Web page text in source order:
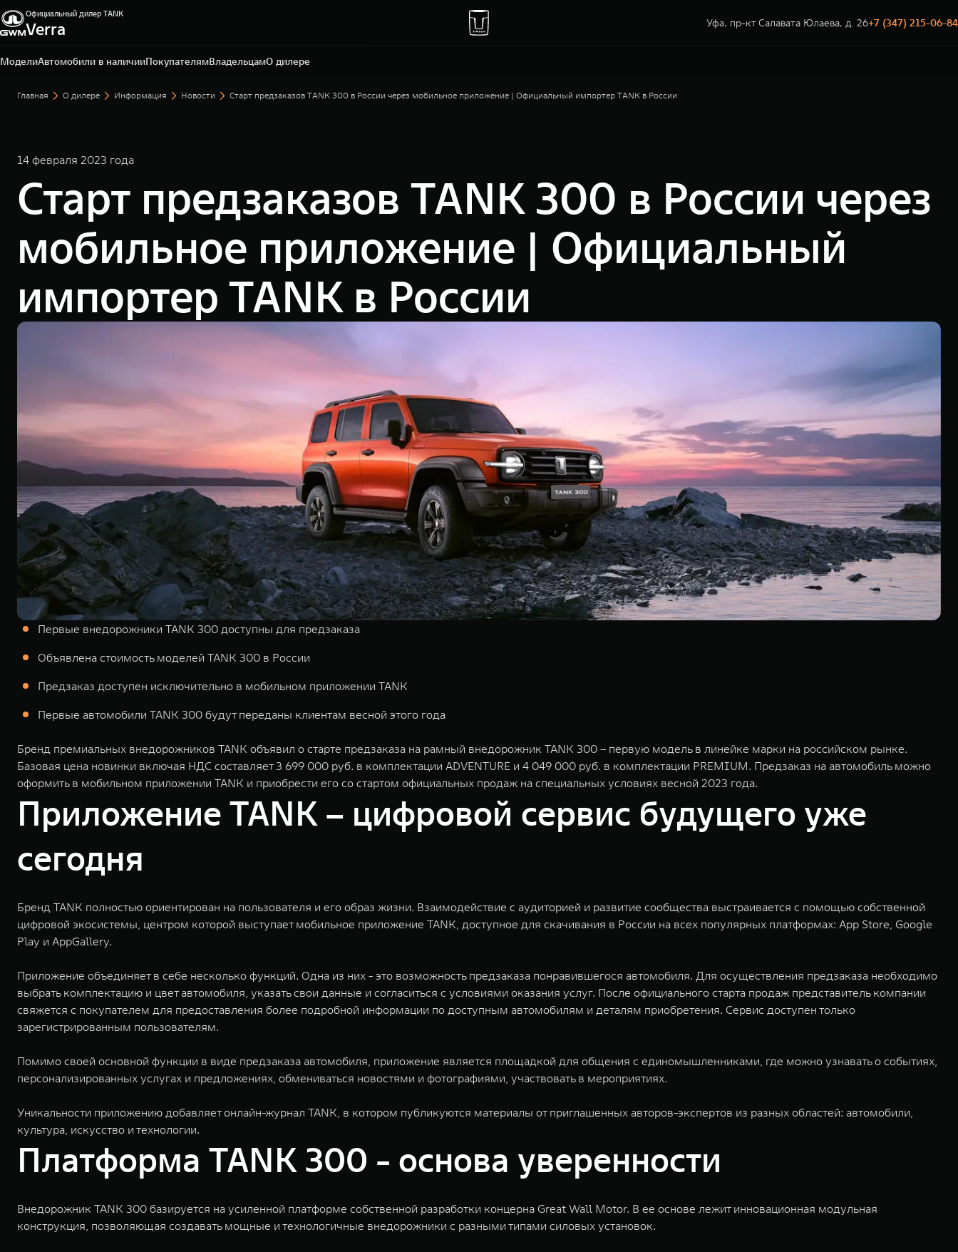
Официальный дилер TANK
Verra Уфа, пр-кт Салавата Юлаева, д. 26+7 (347) 215-06-84
МоделиАвтомобили в наличииПокупателямВладельцамО дилере
Уфа, пр-кт Салавата Юлаева, д. 26
+7 (347) 215-06-84
Главная О дилере Информация Новости Старт предзаказов TANK 300 в России через мобильное приложение | Официальный импортер TANK в России
14 февраля 2023 года
Старт предзаказов TANK 300 в России через
мобильное приложение | Официальный
импортер TANK в России
Первые внедорожники TANK 300 доступны для предзаказа
Объявлена стоимость моделей TANK 300 в России
Предзаказ доступен исключительно в мобильном приложении TANK
Первые автомобили TANK 300 будут переданы клиентам весной этого года
Бренд премиальных внедорожников TANK объявил о старте предзаказа на рамный внедорожник TANK 300 – первую модель в линейке марки на российском рынке.
Базовая цена новинки включая НДС составляет 3 699 000 руб. в комплектации ADVENTURE и 4 049 000 руб. в комплектации PREMIUM. Предзаказ на автомобиль можно
оформить в мобильном приложении TANK и приобрести его со стартом официальных продаж на специальных условиях весной 2023 года.
Приложение TANK – цифровой сервис будущего уже
сегодня
Бренд TANK полностью ориентирован на пользователя и его образ жизни. Взаимодействие с аудиторией и развитие сообщества выстраивается с помощью собственной
цифровой экосистемы, центром которой выступает мобильное приложение TANK, доступное для скачивания в России на всех популярных платформах: App Store, Google
Play и AppGallery.
Приложение объединяет в себе несколько функций. Одна из них - это возможность предзаказа понравившегося автомобиля. Для осуществления предзаказа необходимо
выбрать комплектацию и цвет автомобиля, указать свои данные и согласиться с условиями оказания услуг. После официального старта продаж представитель компании
свяжется с покупателем для предоставления более подробной информации по доступным автомобилям и деталям приобретения. Сервис доступен только
зарегистрированным пользователям.
Помимо своей основной функции в виде предзаказа автомобиля, приложение является площадкой для общения с единомышленниками, где можно узнавать о событиях,
персонализированных услугах и предложениях, обмениваться новостями и фотографиями, участвовать в мероприятиях.
Уникальности приложению добавляет онлайн-журнал TANK, в котором публикуются материалы от приглашенных авторов-экспертов из разных областей: автомобили,
культура, искусство и технологии.
Платформа TANK 300 - основа уверенности
Внедорожник TANK 300 базируется на усиленной платформе собственной разработки концерна Great Wall Motor. В ее основе лежит инновационная модульная
конструкция, позволяющая создавать мощные и технологичные внедорожники с разными типами силовых установок.